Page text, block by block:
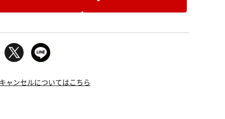
ャンセルについてはこちら